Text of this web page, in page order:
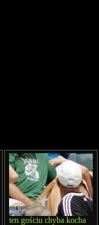
ten gościu chyba kocha